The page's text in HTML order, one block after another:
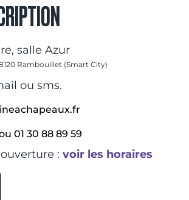
salle Azur
Rambouillet (Smart City)
ou sms.
01 30 88 89 59
: voir les horaires